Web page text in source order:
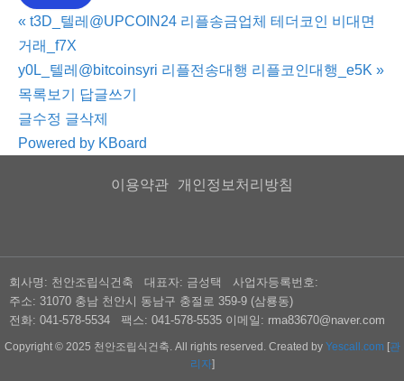
« t3D_텔레@UPCOIN24 리플송금업체 테더코인 비대면
거래_f7X
y0L_텔레@bitcoinsyri 리플전송대행 리플코인대행_e5K »
목록보기 답글쓰기
글수정 글삭제
Powered by KBoard
이용약관 개인정보처리방침
회사명: 천안조립식건축 대표자: 금성택 사업자등록번호:
주소: 31070 충남 천안시 동남구 충절로 359-9 (삼룡동)
전화: 041-578-5534
팩스: 041-578-5535 이메일: rma83670@naver.com
Copyright © 2025 천안조립식건축. All rights reserved. Created by Yescall.com [관
리자]